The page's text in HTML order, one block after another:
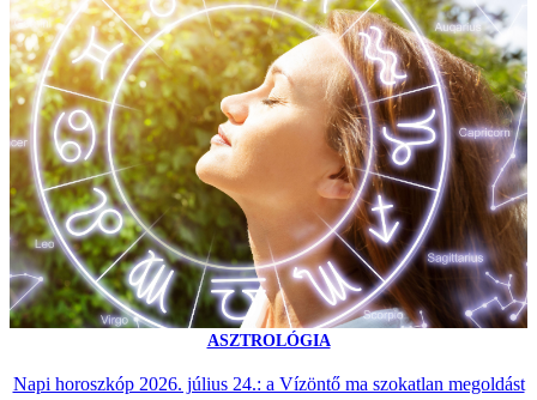
ASZTROLÓGIA
Napi horoszkóp 2026. július 24.: a Vízöntő ma szokatlan megoldást